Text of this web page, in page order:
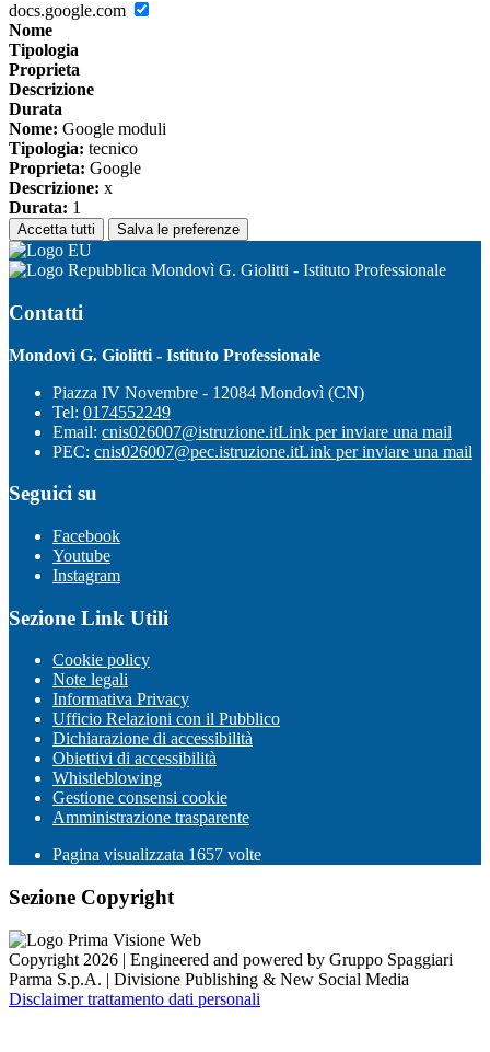
docs.google.com
Nome
Tipologia
Proprieta
Descrizione
Durata
Nome: Google moduli
Tipologia: tecnico
Proprieta: Google
Descrizione: x
Durata: 1
Accetta tutti Salva le preferenze
Mondovì G. Giolitti - Istituto Professionale
Contatti
Mondovì G. Giolitti - Istituto Professionale
Piazza IV Novembre - 12084 Mondovì (CN)
Tel: 0174552249
Email: cnis026007@istruzione.itLink per inviare una mail
PEC: cnis026007@pec.istruzione.itLink per inviare una mail
Seguici su
Facebook
Youtube
Instagram
Sezione Link Utili
Cookie policy
Note legali
Informativa Privacy
Ufficio Relazioni con il Pubblico
Dichiarazione di accessibilità
Obiettivi di accessibilità
Whistleblowing
Gestione consensi cookie
Amministrazione trasparente
Pagina visualizzata 1657 volte
Sezione Copyright
Copyright 2026 | Engineered and powered by Gruppo Spaggiari
Parma S.p.A. | Divisione Publishing & New Social Media
Disclaimer trattamento dati personali